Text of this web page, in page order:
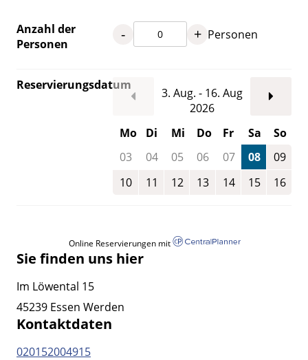
Anzahl der
Personen
- + Personen
Reservierungsdatum
3. Aug. - 16. Aug
2026
Mo
Di Mi Do Fr Sa
So
03
04 05 06 07 08
09
10
11 12 13 14 15 16
Online Reservierungen mit
Sie finden uns hier
Im Löwental 15
45239 Essen Werden
Kontaktdaten
020152004915